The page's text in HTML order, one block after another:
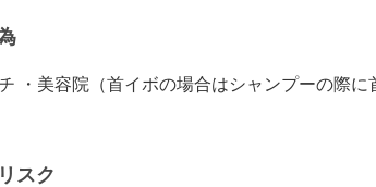
・美容院（首イボの場合はシャンプーの際
スク